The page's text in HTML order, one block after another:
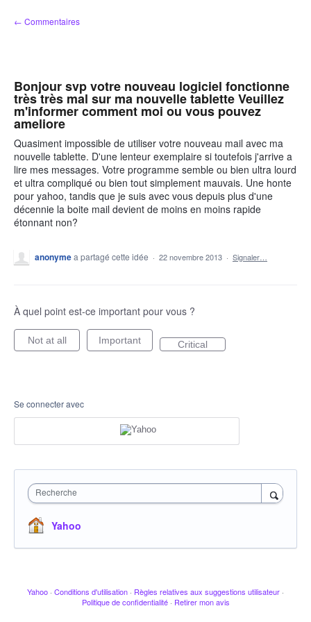
Aller
au
← Commentaires
Bonjour svp votre nouveau logiciel fonctionne
très très mal sur ma nouvelle tablette Veuillez
m'informer comment moi ou vous pouvez
ameliore
Quasiment impossible de utiliser votre nouveau mail avec ma
nouvelle tablette. D'une lenteur exemplaire si toutefois j'arrive a
lire mes messages. Votre programme semble ou bien ultra lourd
et ultra compliqué ou bien tout simplement mauvais. Une honte
pour yahoo, tandis que je suis avec vous depuis plus d'une
décennie la boite mail devient de moins en moins rapide
étonnant non?
anonymea partagé cette idée · 22 novembre 2013 · Signaler…
À quel point est-ce important pour vous ?
Not at all Important Critical
Se connecter avec
Recherche
Yahoo
Yahoo · Conditions d'utilisation · Règles relatives aux suggestions utilisateur ·
Politique de confidentialité · Retirer mon avis